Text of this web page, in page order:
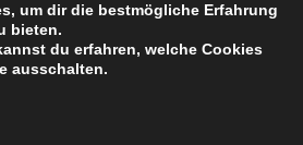
von WordPress
um dir die bestmögliche Erfahrung
bieten.
du erfahren, welche Cookies
ausschalten.